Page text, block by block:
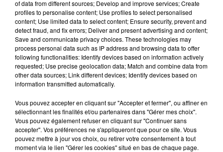
À Hoerdt, de l’eau brune sort des robinets
Depuis plusieurs jours, des habitants de Hoerdt ont vu de
l’eau brune s’écouler de leurs robinets. Face aux
nombreuses interrogations, la municipalité a pris...
of data from different sources; Develop and improve services; Create
profiles to personalise content; Use profiles to select personalised
content; Use limited data to select content; Ensure security, prevent and
detect fraud, and fix errors; Deliver and present advertising and content;
Save and communicate privacy choices. These technologies may
process personal data such as IP address and browsing data to offer
following functionalities: Identify devices based on information actively
requested; Use precise geolocation data; Match and combine data from
other data sources; Link different devices; Identify devices based on
information transmitted automatically.
Vous pouvez accepter en cliquant sur "Accepter et fermer", ou affiner en
sélectionnant les finalités et/ou partenaires dans "Gérer mes choix".
Vous pouvez également refuser en cliquant sur "Continuer sans
accepter". Vos préférences ne s'appliqueront que pour ce site. Vous
pouvez mettre à jour vos choix, ou retirer votre consentement à tout
moment via le lien "Gérer les cookies" situé en bas de chaque page.